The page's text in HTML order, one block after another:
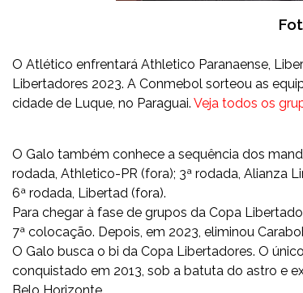
O Atlético enfrentará Athletico Paranaense,
Libertadores 2023. A Conmebol sorteou as
cidade de Luque, no Paraguai. Veja todos os
O Galo também conhece a sequência dos
rodada, Athletico-PR (fora); 3ª rodada, Alianza
6ª rodada, Libertad (fora).
Para chegar à fase de grupos da Copa
7ª colocação. Depois, em 2023, eliminou
O Galo busca o bi da Copa Libertadores. O
conquistado em 2013, sob a batuta do astro e